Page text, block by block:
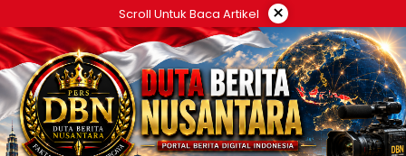
ke
konten
Scroll Untuk Baca Artikel ×